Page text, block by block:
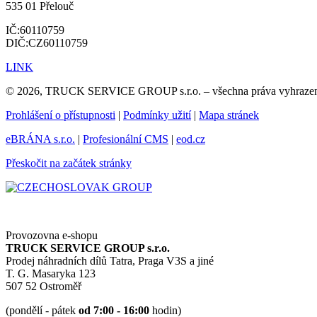
535 01 Přelouč
IČ:60110759
DIČ:CZ60110759
LINK
© 2026, TRUCK SERVICE GROUP s.r.o. – všechna práva
Prohlášení o přístupnosti | Podmínky užití| Mapa stránek
eBRÁNA s.r.o. | Profesionální CMS | eod.cz
Přeskočit na začátek stránky
Provozovna e-shopu
TRUCK SERVICE GROUP s.r.o.
Prodej náhradních dílů Tatra, Praga V3S a jiné
T. G. Masaryka 123
507 52 Ostroměř
(pondělí - pátek od 7:00 - 16:00 hodin)